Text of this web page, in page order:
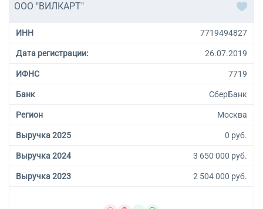
ООО "ВИЛКАРТ"
ИНН 7719494827
Дата регистрации: 26.07.2019
ИФНС 7719
Банк СберБанк
Регион Москва
Выручка 2025 0 руб.
Выручка 2024 3 650 000 руб.
Выручка 2023 2 504 000 руб.